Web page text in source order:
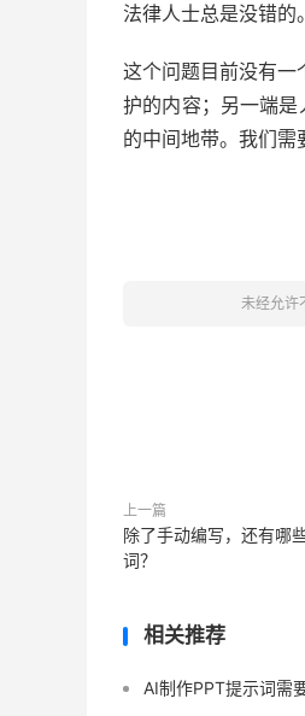
法律人士总是没错的。
这个问题目前没有一
护的内容；另一端
的中间地带。我们需
未经允许
上一篇
除了手动编写，还有哪
词？
相关推荐
AI制作PPT提示词需